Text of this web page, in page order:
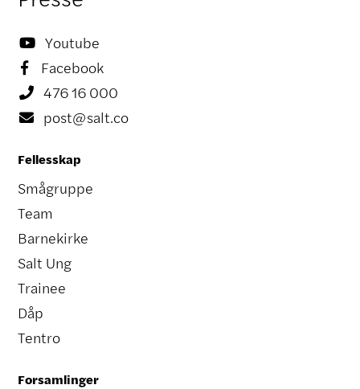
 Youtube
 Facebook
 476 16 000
 post@salt.co
Fellesskap
Smågruppe
Team
Barnekirke
Salt Ung
Trainee
Dåp
Tentro
Forsamlinger